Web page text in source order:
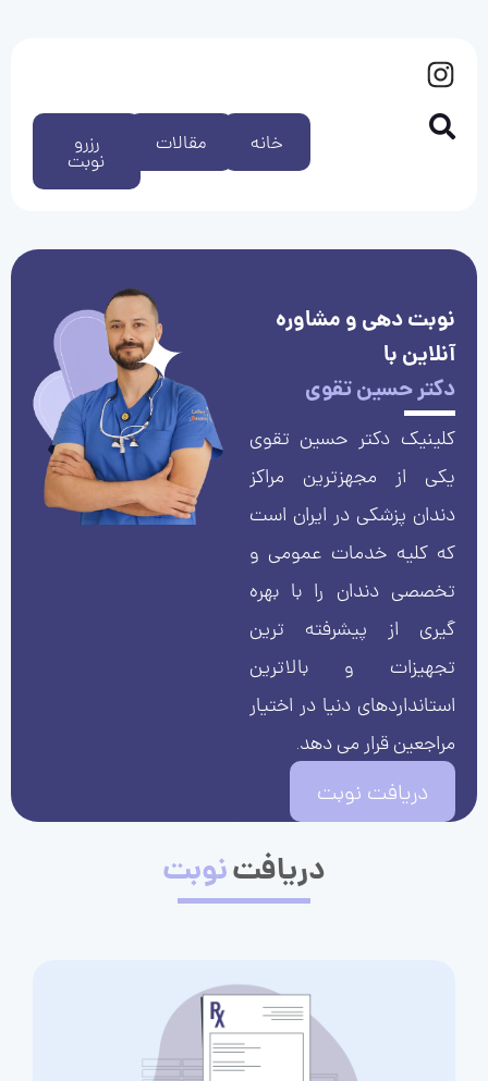
رزرو
نوبت
مقالات خانه
نوبت دهی و مشاوره
آنلاین با
دکتر حسین تقوی
کلینیک دکتر حسین تقوی
یکی از مجهزترین مراکز
دندان پزشکی در ایران است
که کلیه خدمات عمومی و
تخصصی دندان را با بهره
گیری از پیشرفته ترین
تجهیزات و بالاترین
استانداردهای دنیا در اختیار
مراجعین قرار می دهد.
دریافت نوبت
دریافتنوبت